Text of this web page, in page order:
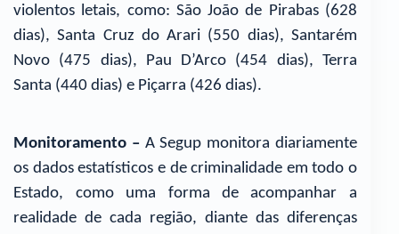
violentos letais, como: São João de Pirabas (628
dias), Santa Cruz do Arari (550 dias), Santarém
Novo (475 dias), Pau D’Arco (454 dias), Terra
Santa (440 dias) e Piçarra (426 dias).
Monitoramento – A Segup monitora diariamente
os dados estatísticos e de criminalidade em todo o
Estado, como uma forma de acompanhar a
realidade de cada região, diante das diferenças